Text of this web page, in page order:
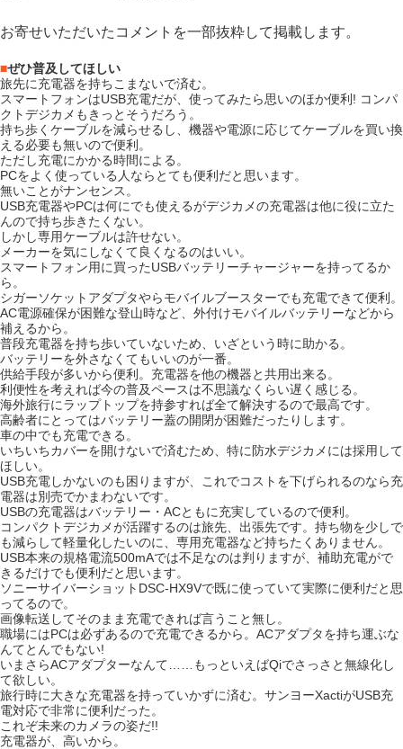
お寄せいただいたコメントを一部抜粋して掲載します。
■ぜひ普及してほしい
旅先に充電器を持ちこまないで済む。
スマートフォンはUSB充電だが、使ってみたら思いのほか便利! コンパ
クトデジカメもきっとそうだろう。
持ち歩くケーブルを減らせるし、機器や電源に応じてケーブルを買い換
える必要も無いので便利。
ただし充電にかかる時間による。
PCをよく使っている人ならとても便利だと思います。
無いことがナンセンス。
USB充電器やPCは何にでも使えるがデジカメの充電器は他に役に立た
んので持ち歩きたくない。
しかし専用ケーブルは許せない。
メーカーを気にしなくて良くなるのはいい。
スマートフォン用に買ったUSBバッテリーチャージャーを持ってるか
ら。
シガーソケットアダプタやらモバイルブースターでも充電できて便利。
AC電源確保が困難な登山時など、外付けモバイルバッテリーなどから
補えるから。
普段充電器を持ち歩いていないため、いざという時に助かる。
バッテリーを外さなくてもいいのが一番。
供給手段が多いから便利。充電器を他の機器と共用出来る。
利便性を考えれば今の普及ペースは不思議なくらい遅く感じる。
海外旅行にラップトップを持参すれば全て解決するので最高です。
高齢者にとってはバッテリー蓋の開閉が困難だったりします。
車の中でも充電できる。
いちいちカバーを開けないで済むため、特に防水デジカメには採用して
ほしい。
USB充電しかないのも困りますが、これでコストを下げられるのなら充
電器は別売でかまわないです。
USBの充電器はバッテリー・ACともに充実しているので便利。
コンパクトデジカメが活躍するのは旅先、出張先です。持ち物を少しで
も減らして軽量化したいのに、専用充電器など持ちたくありません。
USB本来の規格電流500mAでは不足なのは判りますが、補助充電がで
きるだけでも便利だと思います。
ソニーサイバーショットDSC-HX9Vで既に使っていて実際に便利だと思
ってるので。
画像転送してそのまま充電できれば言うこと無し。
職場にはPCは必ずあるので充電できるから。ACアダプタを持ち運ぶな
んてとんでもない!
いまさらACアダプターなんて……もっといえばQiでさっさと無線化し
て欲しい。
旅行時に大きな充電器を持っていかずに済む。サンヨーXactiがUSB充
電対応で非常に便利だった。
これぞ未来のカメラの姿だ!!
充電器が、高いから。